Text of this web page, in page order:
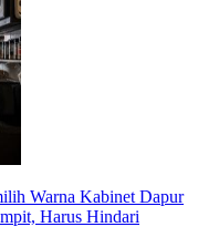
Warna Kabinet Dapur
Harus Hindari